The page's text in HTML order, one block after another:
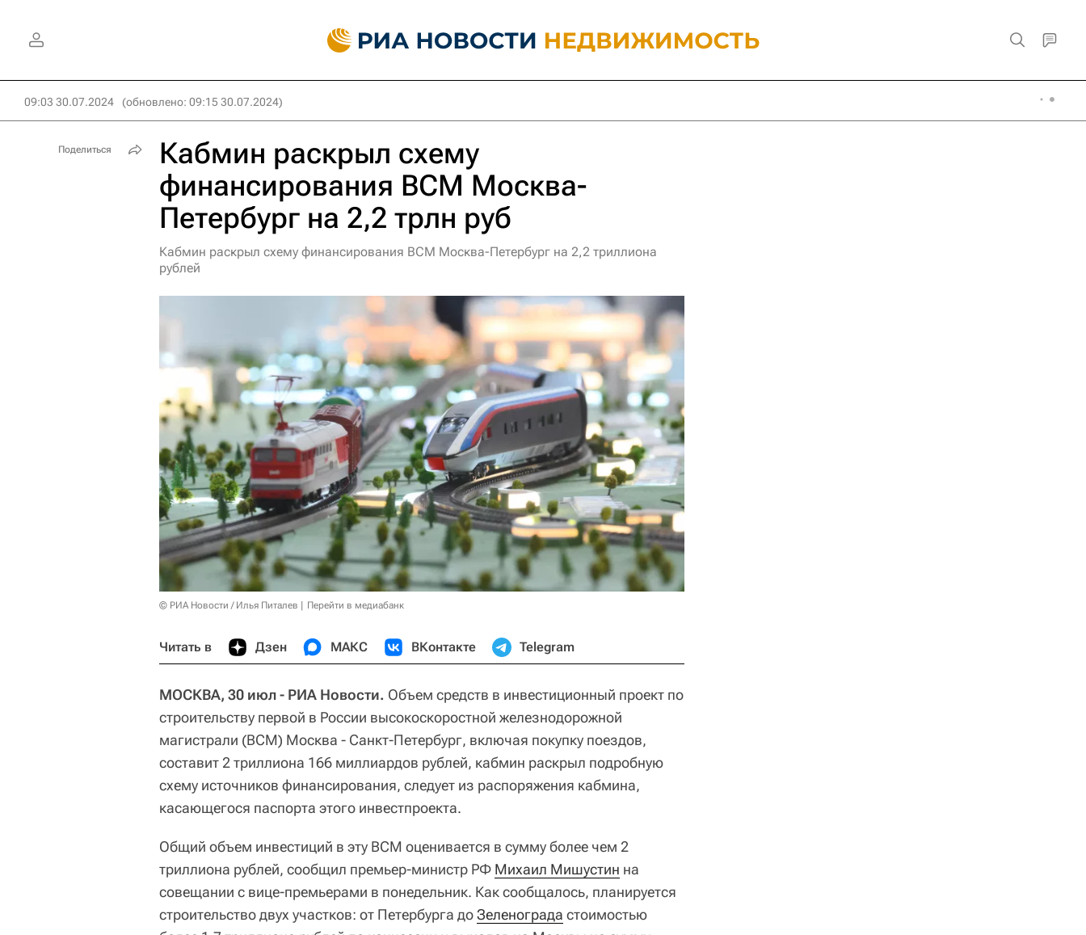
09:03 30.07.2024 (обновлено: 09:15 30.07.2024)
Кабмин раскрыл схему
финансирования ВСМ Москва-
Петербург на 2,2 трлн руб
Кабмин раскрыл схему финансирования ВСМ Москва-Петербург на 2,2 триллиона
рублей
© РИА Новости / Илья Питалев Перейти в медиабанк
Читать в Дзен МАКС ВКонтакте Telegram
МОСКВА, 30 июл - РИА Новости. Объем средств в инвестиционный проект по
строительству первой в России высокоскоростной железнодорожной
магистрали (ВСМ) Москва - Санкт-Петербург, включая покупку поездов,
составит 2 триллиона 166 миллиардов рублей, кабмин раскрыл подробную
схему источников финансирования, следует из распоряжения кабмина,
касающегося паспорта этого инвестпроекта.
Общий объем инвестиций в эту ВСМ оценивается в сумму более чем 2
триллиона рублей, сообщил премьер-министр РФ Михаил Мишустин на
совещании с вице-премьерами в понедельник. Как сообщалось, планируется
строительство двух участков: от Петербурга доЗеленограда стоимостью
Поделиться